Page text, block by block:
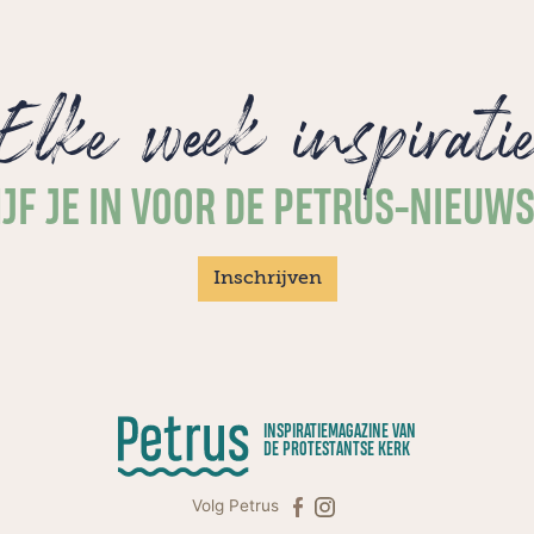
week
JE IN VOOR DE PETRUS-
Inschrijven
INSPIRATIEMAGAZINE VAN
DE PROTESTANTSE KERK
Volg Petrus